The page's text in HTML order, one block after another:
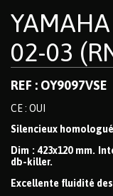
02-03
REF : OY9097VSE
CE : OUI
Silencieux
Dim : 423x120 mm.
db-killer.
Excellente fluidité